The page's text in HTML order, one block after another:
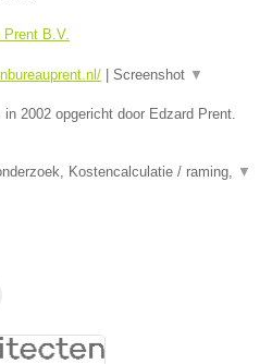
Prent B.V.
Screenshot ▼
2002 opgericht door Edzard Prent.
Kostencalculatie / raming, ▼